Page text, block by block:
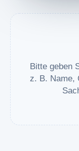
Bitte geben
z. B. Name,